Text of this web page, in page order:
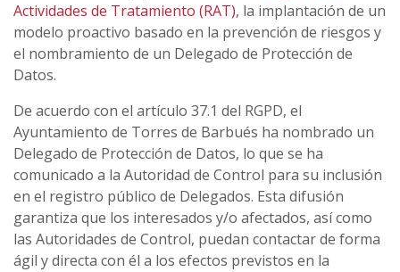
Actividades de Tratamiento (RAT), la implantación de un
modelo proactivo basado en la prevención de riesgos y
el nombramiento de un Delegado de Protección de
Datos.
De acuerdo con el artículo 37.1 del RGPD, el
Ayuntamiento de Torres de Barbués ha nombrado un
Delegado de Protección de Datos, lo que se ha
comunicado a la Autoridad de Control para su inclusión
en el registro público de Delegados. Esta difusión
garantiza que los interesados y/o afectados, así como
las Autoridades de Control, puedan contactar de forma
ágil y directa con él a los efectos previstos en la